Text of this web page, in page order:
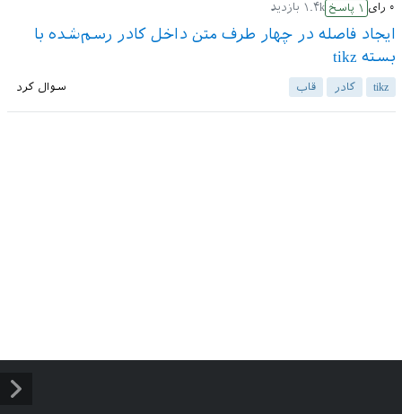
۰ رای ۱ پاسخ ۱.۴k بازدید
ایجاد فاصله در چهار طرف متن داخل کادر رسم‌شده با
بسته tikz
tikz کادر قاب سوال کرد